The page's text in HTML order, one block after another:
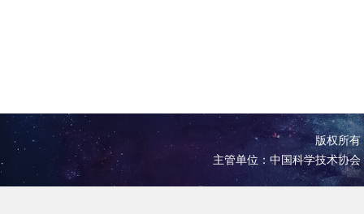
版权所
主管单位：中国科学技术协